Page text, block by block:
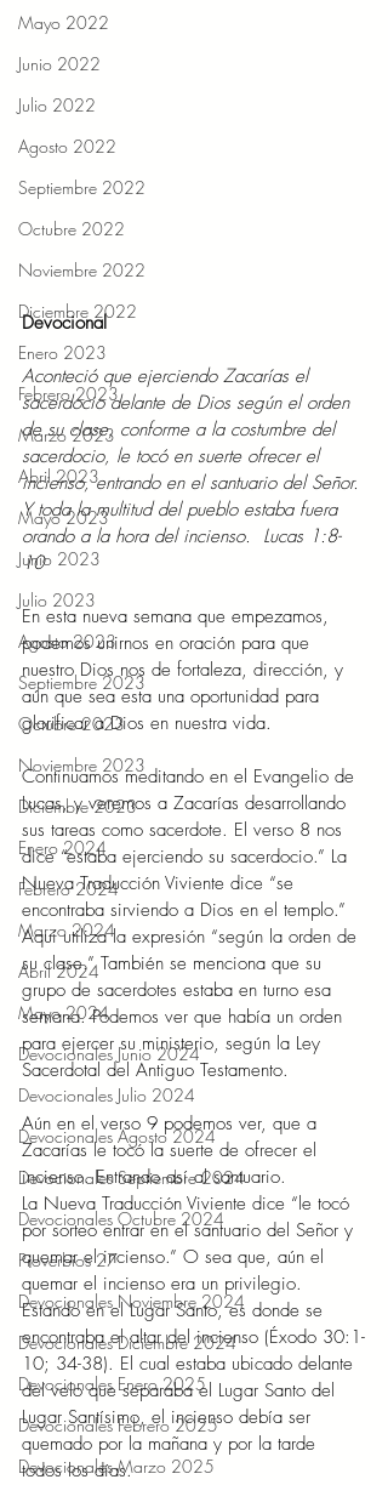
Mayo 2022
Junio 2022
Julio 2022
Agosto 2022
Septiembre 2022
Octubre 2022
Noviembre 2022
Diciembre 2022
Enero 2023
Febrero 2023
Marzo 2023
Abril 2023
Mayo 2023
Junio 2023
Julio 2023
Agosto 2023
Septiembre 2023
Octubre 2023
Noviembre 2023
Diciembre 2023
Enero 2024
Febrero 2024
Marzo 2024
Abril 2024
Mayo 2024
Devocionales Junio 2024
Devocionales Julio 2024
Devocionales Agosto 2024
Devocionales Septiembre 2024
Devocionales Octubre 2024
Proverbios 27
Devocionales Noviembre 2024
Devocionales Diciembre 2024
Devocionales Enero 2025
Devocionales Febrero 2025
Devocionales Marzo 2025
Devocional
Aconteció que ejerciendo Zacarías el
sacerdocio delante de Dios según el orden
de su clase, conforme a la costumbre del
sacerdocio, le tocó en suerte ofrecer el
incienso, entrando en el santuario del Señor.
Y toda la multitud del pueblo estaba fuera
orando a la hora del incienso.  Lucas 1:8-
10
En esta nueva semana que empezamos,
podemos unirnos en oración para que
nuestro Dios nos de fortaleza, dirección, y
aún que sea esta una oportunidad para
glorificar a Dios en nuestra vida.
Continuamos meditando en el Evangelio de
Lucas, y veremos a Zacarías desarrollando
sus tareas como sacerdote. El verso 8 nos
dice “estaba ejerciendo su sacerdocio.” La
Nueva Traducción Viviente dice “se
encontraba sirviendo a Dios en el templo.”
Aquí utiliza la expresión “según la orden de
su clase.” También se menciona que su
grupo de sacerdotes estaba en turno esa
semana. Podemos ver que había un orden
para ejercer su ministerio, según la Ley
Sacerdotal del Antiguo Testamento.
Aún en el verso 9 podemos ver, que a
Zacarías le tocó la suerte de ofrecer el
incienso. Entrando así al santuario.
La Nueva Traducción Viviente dice “le tocó
por sorteo entrar en el santuario del Señor y
quemar el incienso.” O sea que, aún el
quemar el incienso era un privilegio.
Estando en el Lugar Santo, es donde se
encontraba el altar del incienso (Éxodo 30:1-
10; 34-38). El cual estaba ubicado delante
del velo que separaba el Lugar Santo del
Lugar Santísimo, el incienso debía ser
quemado por la mañana y por la tarde
todos los días.